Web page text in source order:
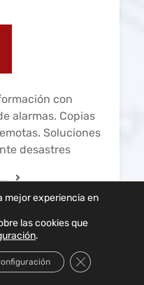
con
alarmas. Copias
Soluciones
desastres
mejor experiencia en
las cookies que
.
Cerrar el